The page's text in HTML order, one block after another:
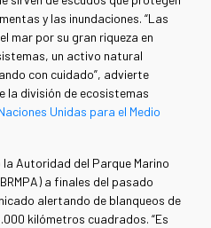
y las inundaciones. “Las
mar por su gran riqueza en
un activo natural
con cuidado”, advierte
la división de ecosistemas
Unidas para el Medio
Autoridad del Parque Marino
a finales del pasado
alertando de blanqueos de
kilómetros cuadrados. “Es